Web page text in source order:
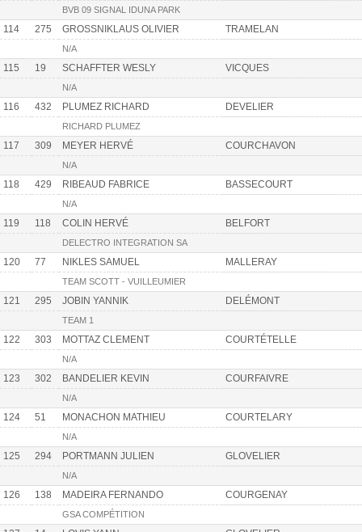
BVB 09 SIGNAL IDUNA PARK
114 275 GROSSNIKLAUS OLIVIER TRAMELAN
N/A
115 19 SCHAFFTER WESLY VICQUES
N/A
116 432 PLUMEZ RICHARD DEVELIER
RICHARD PLUMEZ
117 309 MEYER HERVÉ COURCHAVON
N/A
118 429 RIBEAUD FABRICE BASSECOURT
N/A
119 118 COLIN HERVÉ BELFORT
DELECTRO INTEGRATION SA
120 77 NIKLES SAMUEL MALLERAY
TEAM SCOTT - VUILLEUMIER
121 295 JOBIN YANNIK DELÉMONT
TEAM 1
122 303 MOTTAZ CLEMENT COURTÉTELLE
N/A
123 302 BANDELIER KEVIN COURFAIVRE
N/A
124 51 MONACHON MATHIEU COURTELARY
N/A
125 294 PORTMANN JULIEN GLOVELIER
N/A
126 138 MADEIRA FERNANDO COURGENAY
GSA COMPÉTITION